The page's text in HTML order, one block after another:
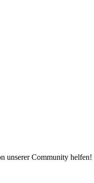
unserer Community helfen!